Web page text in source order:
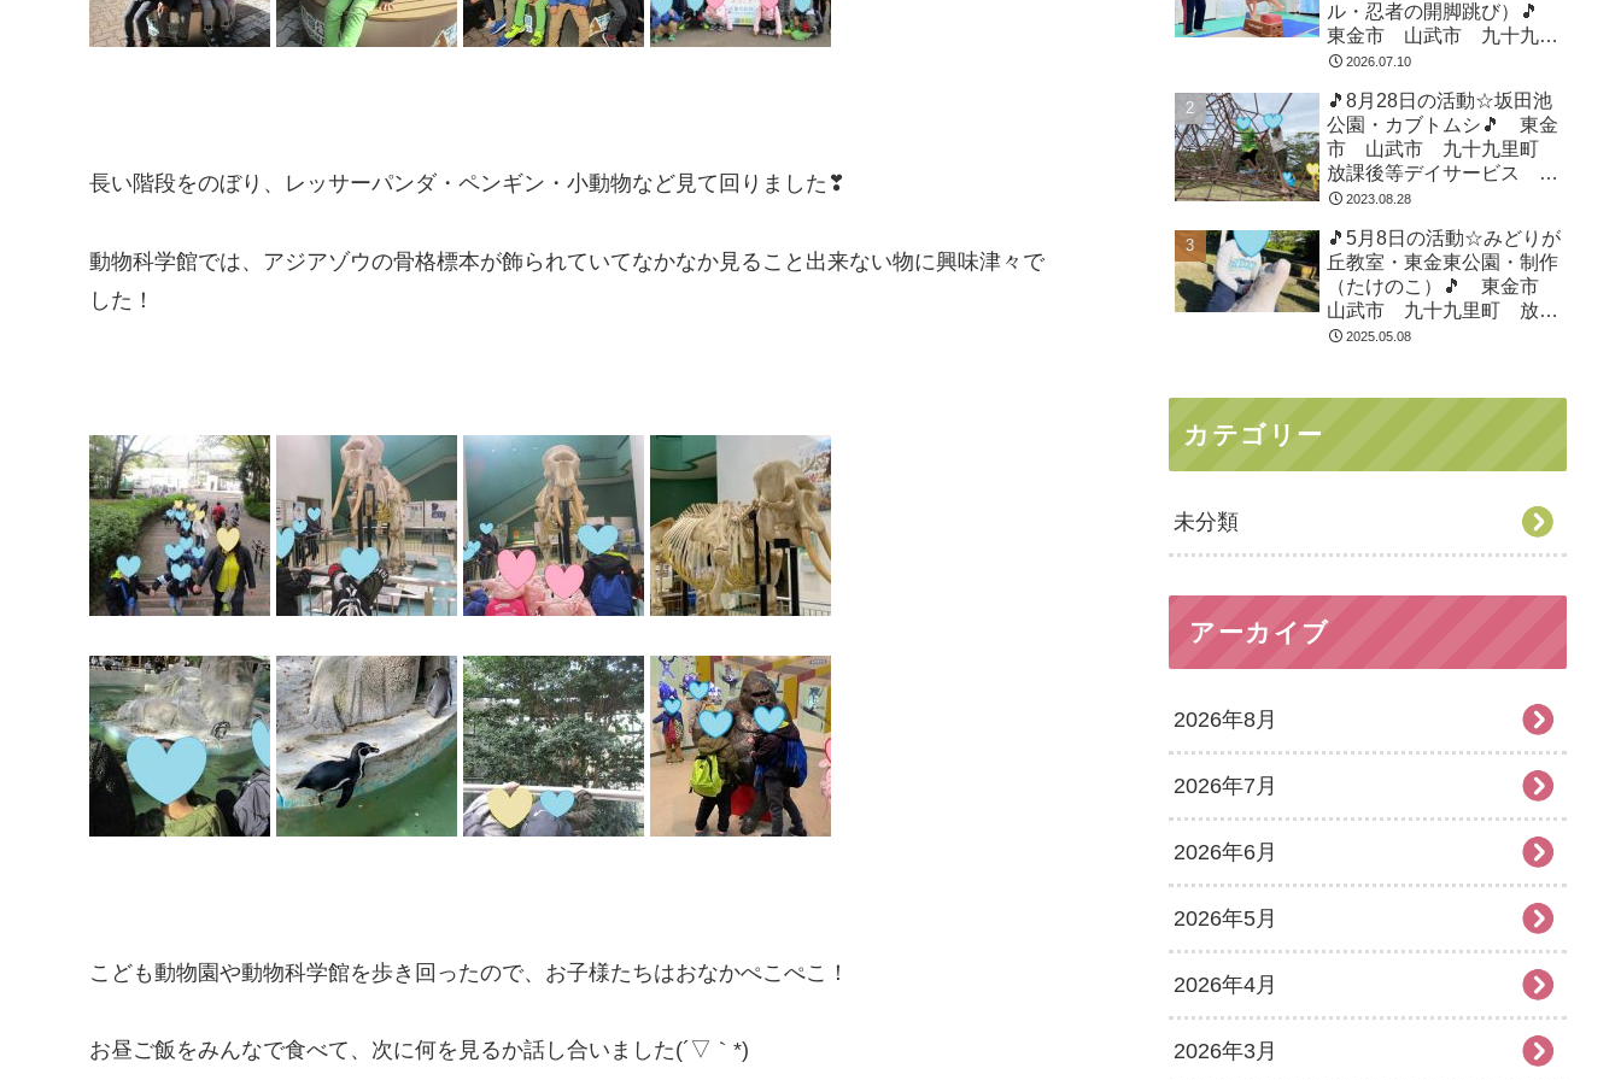
長い階段をのぼり、レッサーパンダ・ペンギン・小動物など見て回りました❣
動物科学館では、アジアゾウの骨格標本が飾られていてなかなか見ること出来ない物に興味津々で
した！
こども動物園や動物科学館を歩き回ったので、お子様たちはおなかぺこぺこ！
お昼ご飯をみんなで食べて、次に何を見るか話し合いました(´▽｀*)
ル・忍者の開脚跳び）🎵
東金市 山武市 九十九里
町 放課後等デイサービ
育 教室見学
2026.07.10
🎵8月28日の活動☆坂田池
公園・カブトムシ🎵 東金
市 山武市 九十九里町
放課後等デイサービス 児
童発達支援 運動療育 教
2023.08.28
🎵5月8日の活動☆みどりが
丘教室・東金東公園・制作
（たけのこ）🎵 東金市
山武市 九十九里町 放課
後等デイサービス 児童発
2025.05.08
カテゴリー
未分類
アーカイブ
2026年8月
2026年7月
2026年6月
2026年5月
2026年4月
2026年3月